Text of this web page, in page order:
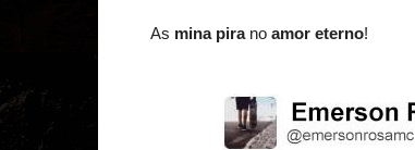
As mina pirano amor eterno!